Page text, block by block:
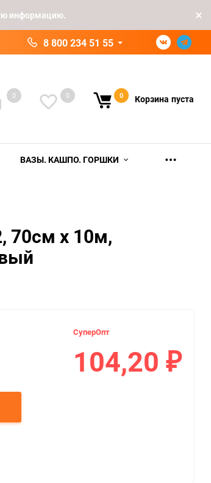
информацию.
8 800 234 51 55
0 0 0 Корзина пуста
ВАЗЫ. КАШПО. ГОРШКИ
70см x 10м,
СуперОпт
104,20 ₽